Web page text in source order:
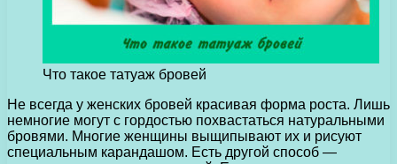
Что такое татуаж бровей
Не всегда у женских бровей красивая форма роста. Лишь
немногие могут с гордостью похвастаться натуральными
бровями. Многие женщины выщипывают их и рисуют
специальным карандашом. Есть другой способ —